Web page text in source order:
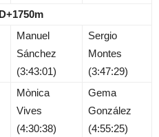
Manuel
Sánchez
(3:43:01)
Sergio
Montes
(3:47:29)
Mònica
Vives
(4:30:38)
Gema
González
(4:55:25)